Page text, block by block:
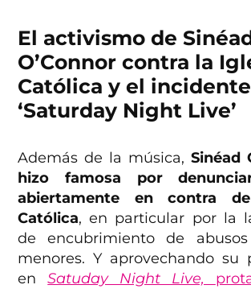
El activismo de
O’Connor contra la
Católica y el
‘Saturday Night Live’
Además de la música, Sinéad
hizo famosa por
abiertamente en contra
Católica, en particular por la
de encubrimiento de
menores. Y aprovechando su
enSatuday Night Live,